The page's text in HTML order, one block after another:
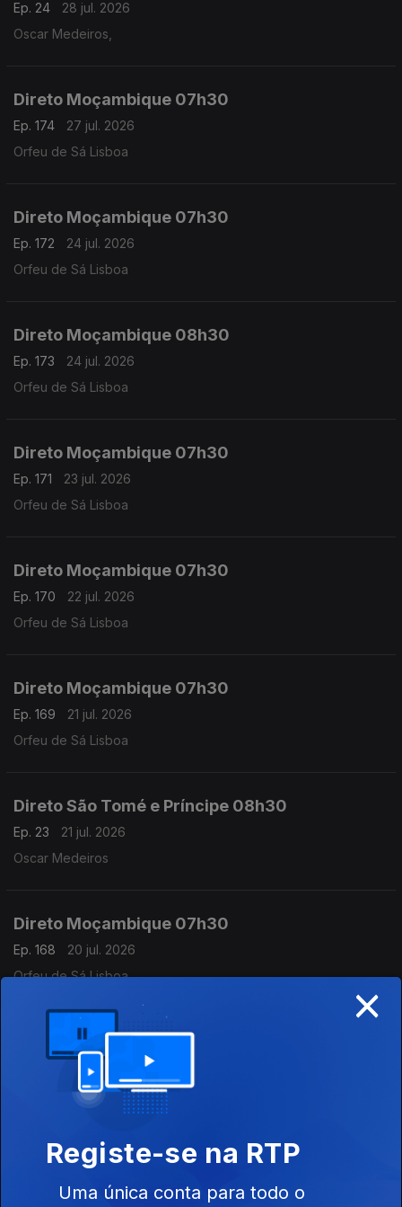
Ep. 24
28 jul. 2026
Oscar Medeiros,
Direto Moçambique 07h30
Ep. 174
27 jul. 2026
Orfeu de Sá Lisboa
Direto Moçambique 07h30
Ep. 172
24 jul. 2026
Orfeu de Sá Lisboa
Direto Moçambique 08h30
Ep. 173
24 jul. 2026
Orfeu de Sá Lisboa
Direto Moçambique 07h30
Ep. 171
23 jul. 2026
Orfeu de Sá Lisboa
Direto Moçambique 07h30
Ep. 170
22 jul. 2026
Orfeu de Sá Lisboa
Direto Moçambique 07h30
Ep. 169
21 jul. 2026
Orfeu de Sá Lisboa
Direto São Tomé e Príncipe 08h30
Ep. 23
21 jul. 2026
Oscar Medeiros
Direto Moçambique 07h30
Ep. 168
20 jul. 2026
Orfeu de Sá Lisboa
Direto Moçambique
17 jul. 2026
Órfeu de Sá Lisboa
Direto Moçambique
17 jul. 2026
×
Registe-se na RTP
Uma única conta para todo o